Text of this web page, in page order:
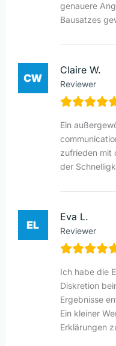
genauere
Bausatzes
Claire W.
Reviewer
Ein
zufrieden mit
der
Eva L.
Reviewer
Ich habe die
Diskretion
Ergebnisse
Ein kleiner
Erklärungen